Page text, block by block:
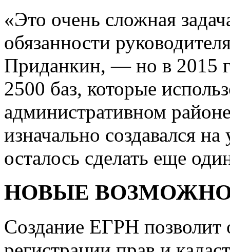
«Это очень сложная
обязанности
Приданкин, — но в 2015
2500 баз, которые
административном
изначально создавался
осталось сделать еще
НОВЫЕ
Создание ЕГРН позволит